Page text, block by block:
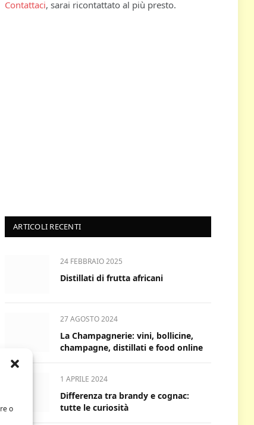
o
Contattaci, sarai ricontattato al più presto.
ARTICOLI RECENTI
24 FEBBRAIO 2025
Distillati di frutta africani
27 AGOSTO 2024
La Champagnerie: vini, bollicine,
champagne, distillati e food online
1 APRILE 2024
Differenza tra brandy e cognac:
tutte le curiosità